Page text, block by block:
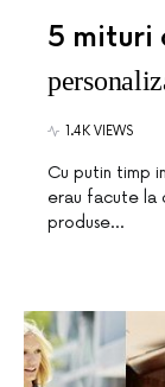
5 mituri
1.4K VIEWS
Cu putin timp
erau facute la
produse…